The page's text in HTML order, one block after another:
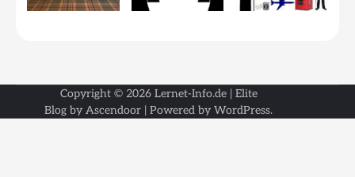
Copyright © 2026 Lernet-Info.de| Elite
Blog by Ascendoor | Powered by WordPress.